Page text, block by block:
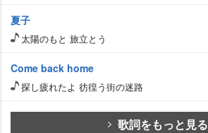
夏子
太陽のもと 旅立とう
Come back home
探し疲れたよ 彷徨う街の迷路
歌詞をもっと見る